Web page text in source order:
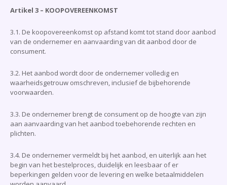
Artikel 3 – KOOPOVEREENKOMST
3.1. De koopovereenkomst op afstand komt tot stand door aanbod
van de ondernemer en aanvaarding van dit aanbod door de
consument.
3.2. Het aanbod wordt door de ondernemer volledig en
waarheidsgetrouw omschreven, inclusief de bijbehorende
voorwaarden.
3.3. De ondernemer brengt de consument op de hoogte van zijn
aan aanvaarding van het aanbod toebehorende rechten en
plichten.
3.4. De ondernemer vermeldt bij het aanbod, en uiterlijk aan het
begin van het bestelproces, duidelijk en leesbaar of er
beperkingen gelden voor de levering en welke betaalmiddelen